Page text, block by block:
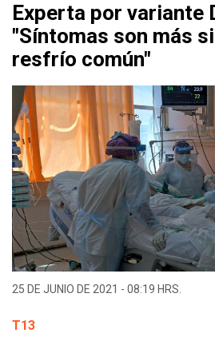
Experta por variante
"Síntomas son más
resfrío común"
25 DE JUNIO DE 2021 - 08:19 HRS.
T13